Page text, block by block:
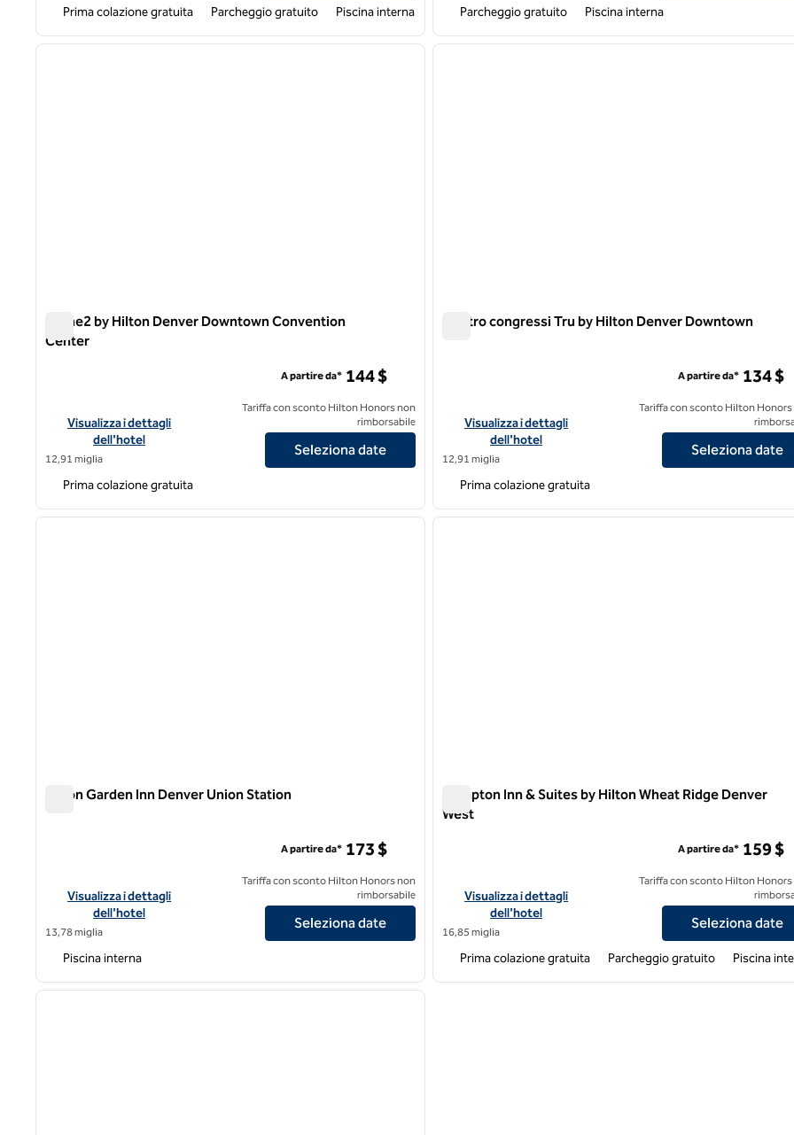
Prima colazione gratuita Parcheggio gratuito Piscina interna Parcheggio gratuito Piscina interna
1 di 12
immagine successiva
Home2 by Hilton Denver Downtown Convention
Center
Visualizza i dettagli dell'hotel Home2 by Hilton Denver Downtown Convention Center
Visualizza i dettagli
dell'hotel
12,91 miglia
A partire da* 144 $
Tariffa con sconto Hilton Honors non
rimborsabile
Seleziona date
Prima colazione gratuita
1 di 12
Centro congressi Tru by Hilton Denver Downtown
Visualizza i dettagli dell'hotel Tru by Hilton Denver
Visualizza i dettagli
dell'hotel
12,91 miglia
A partire da* 134 $
Tariffa con sconto Hilton Honors
Seleziona date
Prima colazione gratuita
1 di 12
immagine successiva
Hilton Garden Inn Denver Union Station
Visualizza i dettagli dell'hotel per l'Hilton Garden Inn Denver Union Station
Visualizza i dettagli
dell'hotel
13,78 miglia
A partire da* 173 $
Tariffa con sconto Hilton Honors non
rimborsabile
Seleziona date
Piscina interna
1 di 12
Hampton Inn & Suites by Hilton Wheat Ridge Denver
West
Visualizza i dettagli dell'hotel Hampton Inn & Suites by Hilton
Visualizza i dettagli
dell'hotel
16,85 miglia
A partire da* 159 $
Tariffa con sconto Hilton Honors
Seleziona date
Prima colazione gratuita Parcheggio gratuito Piscina
1 di 12
immagine successiva